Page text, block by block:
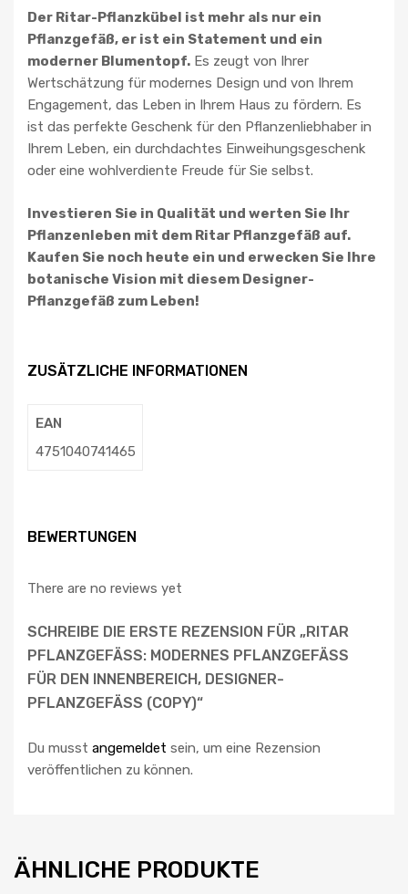
Der Ritar-Pflanzkübel ist mehr als nur ein
Pflanzgefäß, er ist ein Statement und ein
moderner Blumentopf. Es zeugt von Ihrer
Wertschätzung für modernes Design und von Ihrem
Engagement, das Leben in Ihrem Haus zu fördern. Es
ist das perfekte Geschenk für den Pflanzenliebhaber in
Ihrem Leben, ein durchdachtes Einweihungsgeschenk
oder eine wohlverdiente Freude für Sie selbst.
Investieren Sie in Qualität und werten Sie Ihr
Pflanzenleben mit dem Ritar Pflanzgefäß auf.
Kaufen Sie noch heute ein und erwecken Sie Ihre
botanische Vision mit diesem Designer-
Pflanzgefäß zum Leben!
ZUSÄTZLICHE INFORMATIONEN
EAN
4751040741465
BEWERTUNGEN
There are no reviews yet
SCHREIBE DIE ERSTE REZENSION FÜR „RITAR
PFLANZGEFÄSS: MODERNES PFLANZGEFÄSS FÜ
R DEN INNENBEREICH, DESIGNER-PF
LANZGEFÄSS (COPY)“
Du musst angemeldet sein, um eine Rezension
veröffentlichen zu können.
ÄHNLICHE PRODUKTE